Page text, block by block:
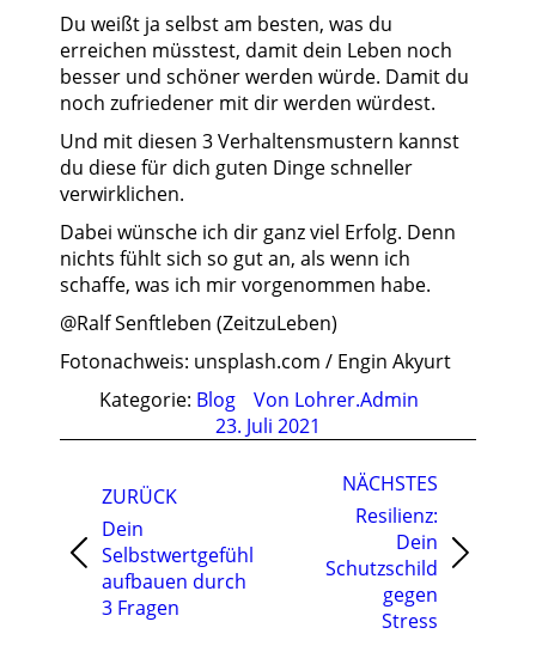
Du weißt ja selbst am besten, was du
erreichen müsstest, damit dein Leben noch
besser und schöner werden würde. Damit du
noch zufriedener mit dir werden würdest.
Und mit diesen 3 Verhaltensmustern kannst
du diese für dich guten Dinge schneller
verwirklichen.
Dabei wünsche ich dir ganz viel Erfolg. Denn
nichts fühlt sich so gut an, als wenn ich
schaffe, was ich mir vorgenommen habe.
@Ralf Senftleben (ZeitzuLeben)
Fotonachweis: unsplash.com / Engin Akyurt
Kategorie: Blog Von Lohrer.Admin
23. Juli 2021
ZURÜCK
Vorheriger
Beitrag:
Dein
Selbstwertgefühl
aufbauen durch
3 Fragen
NÄCHSTES
Nächster
Beitrag:
Resilienz:
Dein
Schutzschild
gegen
Stress